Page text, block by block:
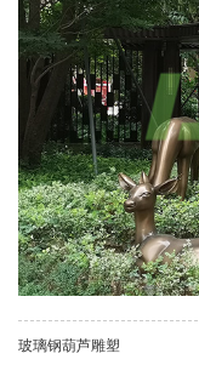
玻璃钢葫芦雕塑